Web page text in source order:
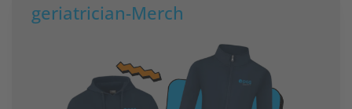
geriatrician-Merch